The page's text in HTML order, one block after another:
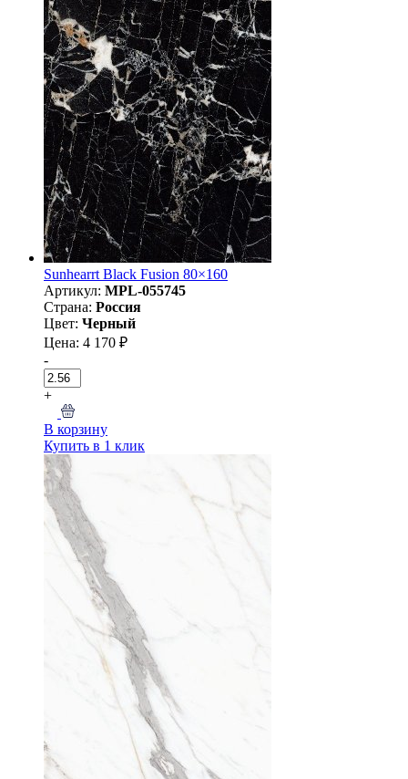
Sunhearrt Black Fusion 80×160
Артикул: MPL-055745
Страна: Россия
Цвет: Черный
Цена: 4 170 ₽
-
+
В корзину
Купить в 1 клик